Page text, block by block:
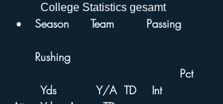
	College Statistics gesamt
Season	Team		Passing
Rushing